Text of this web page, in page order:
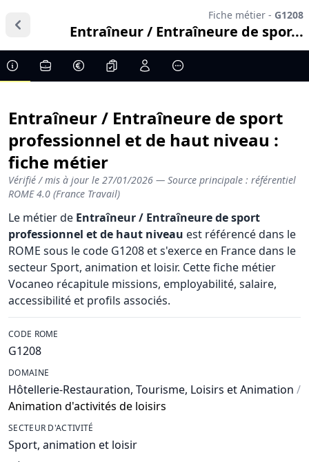
Fiche métier - G1208
Entraîneur / Entraîneure de spor...
Entraîneur / Entraîneure de sport
professionnel et de haut niveau :
fiche métier
Vérifié / mis à jour le 27/01/2026 — Source principale : référentiel
ROME 4.0 (France Travail)
Le métier de Entraîneur / Entraîneure de sport
professionnel et de haut niveau est référencé dans le
ROME sous le code G1208 et s'exerce en France dans le
secteur Sport, animation et loisir. Cette fiche métier
Vocaneo récapitule missions, employabilité, salaire,
accessibilité et profils associés.
CODE ROME
G1208
DOMAINE
Hôtellerie-Restauration, Tourisme, Loisirs et Animation /
Animation d'activités de loisirs
SECTEUR D'ACTIVITÉ
Sport, animation et loisir